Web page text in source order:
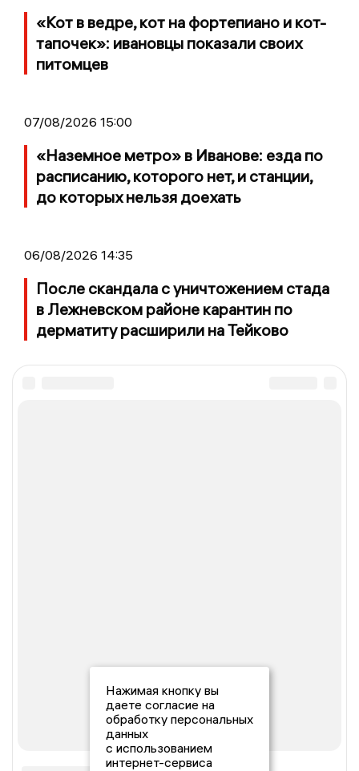
«Кот в ведре, кот на фортепиано и кот-
тапочек»: ивановцы показали своих
питомцев
07/08/2026 15:00
«Наземное метро» в Иванове: езда по
расписанию, которого нет, и станции,
до которых нельзя доехать
06/08/2026 14:35
После скандала с уничтожением стада
в Лежневском районе карантин по
дерматиту расширили на Тейково
Нажимая кнопку вы
даете согласие на
обработку персональных
данных
с использованием
интернет-сервиса